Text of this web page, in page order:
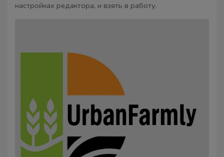
настройках редактора, и взять в работу.